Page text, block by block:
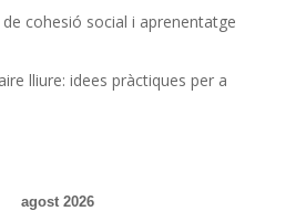
cohesió social i aprenentatge
lliure: idees pràctiques per a
agost 2026